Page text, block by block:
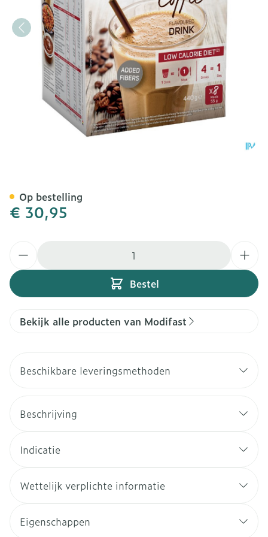
€ 30,95
Bestel
Op bestelling
Bekijk alle producten van Modifast
Beschikbare leveringsmethoden
Beschrijving
Indicatie
Wettelijk verplichte informatie
Eigenschappen